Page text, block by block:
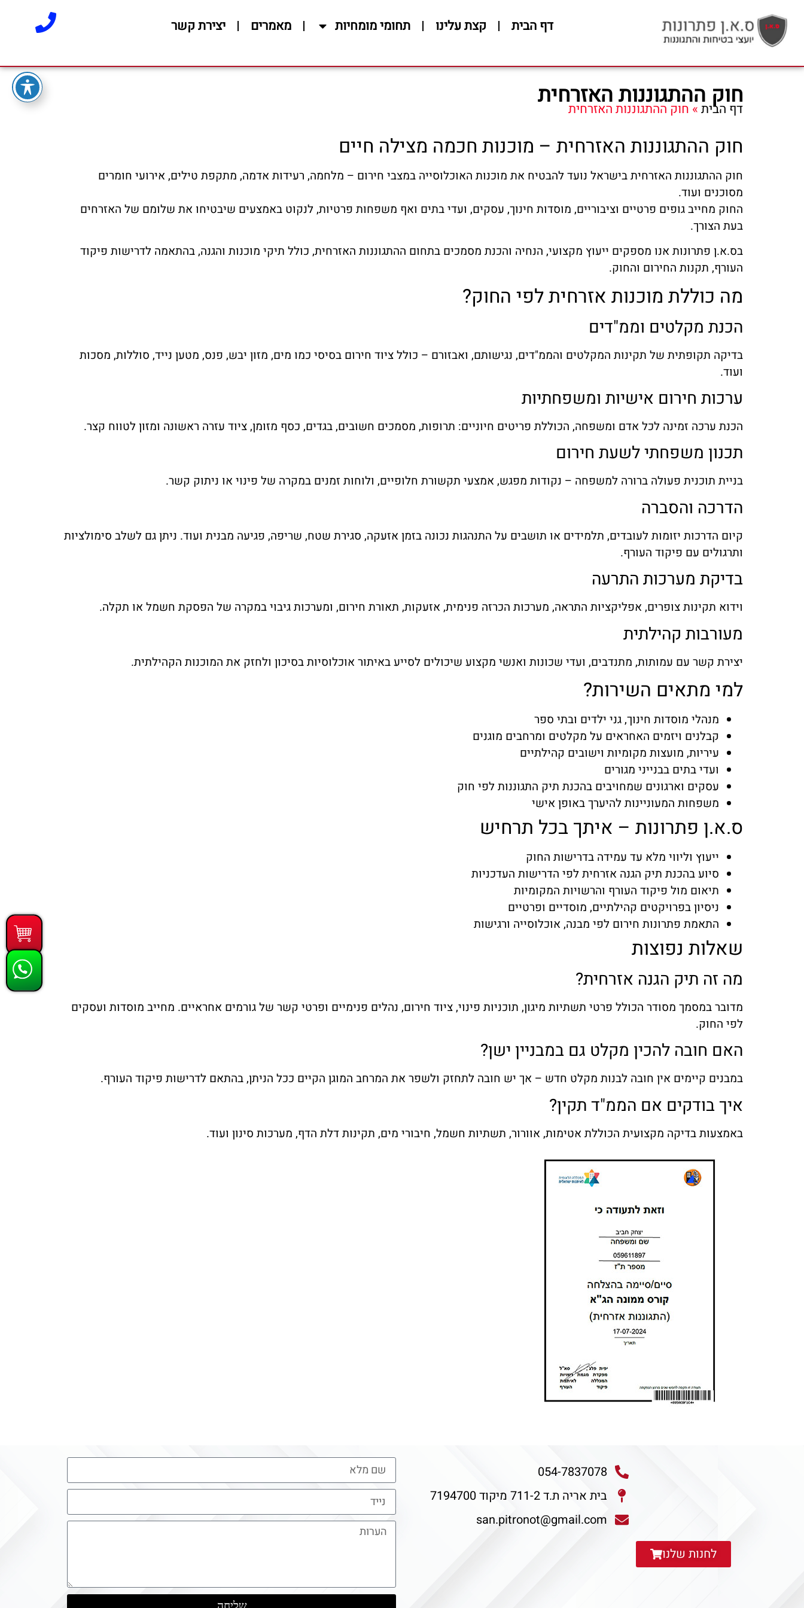
דף הבית קצת עלינו תחומי מומחיות מאמרים יצירת קשר
חוק ההתגוננות האזרחית
דף הבית» חוק ההתגוננות האזרחית
חוק ההתגוננות האזרחית – מוכנות חכמה מצילה חיים
חוק ההתגוננות האזרחית בישראל נועד להבטיח את מוכנות האוכלוסייה במצבי חירום – מלחמה, רעידות אדמה, מתקפת טילים, אירועי חומרים
מסוכנים ועוד.
החוק מחייב גופים פרטיים וציבוריים, מוסדות חינוך, עסקים, ועדי בתים ואף משפחות פרטיות, לנקוט באמצעים שיבטיחו את שלומם של האזרחים
בעת הצורך.
בס.א.ן פתרונות אנו מספקים ייעוץ מקצועי, הנחיה והכנת מסמכים בתחום ההתגוננות האזרחית, כולל תיקי מוכנות והגנה, בהתאמה לדרישות פיקוד
העורף, תקנות החירום והחוק.
מה כוללת מוכנות אזרחית לפי החוק?
הכנת מקלטים וממ"דים
בדיקה תקופתית של תקינות המקלטים והממ"דים, נגישותם, ואבזורם – כולל ציוד חירום בסיסי כמו מים, מזון יבש, פנס, מטען נייד, סוללות, מסכות
ועוד.
ערכות חירום אישיות ומשפחתיות
הכנת ערכה זמינה לכל אדם ומשפחה, הכוללת פריטים חיוניים: תרופות, מסמכים חשובים, בגדים, כסף מזומן, ציוד עזרה ראשונה ומזון לטווח קצר.
תכנון משפחתי לשעת חירום
בניית תוכנית פעולה ברורה למשפחה – נקודות מפגש, אמצעי תקשורת חלופיים, ולוחות זמנים במקרה של פינוי או ניתוק קשר.
הדרכה והסברה
קיום הדרכות יזומות לעובדים, תלמידים או תושבים על התנהגות נכונה בזמן אזעקה, סגירת שטח, שריפה, פגיעה מבנית ועוד. ניתן גם לשלב סימולציות
ותרגולים עם פיקוד העורף.
בדיקת מערכות התרעה
וידוא תקינות צופרים, אפליקציות התראה, מערכות הכרזה פנימית, אזעקות, תאורת חירום, ומערכות גיבוי במקרה של הפסקת חשמל או תקלה.
מעורבות קהילתית
יצירת קשר עם עמותות, מתנדבים, ועדי שכונות ואנשי מקצוע שיכולים לסייע באיתור אוכלוסיות בסיכון ולחזק את המוכנות הקהילתית.
למי מתאים השירות?
מנהלי מוסדות חינוך, גני ילדים ובתי ספר
קבלנים ויזמים האחראים על מקלטים ומרחבים מוגנים
עיריות, מועצות מקומיות וישובים קהילתיים
ועדי בתים בבנייני מגורים
עסקים וארגונים שמחויבים בהכנת תיק התגוננות לפי חוק
משפחות המעוניינות להיערך באופן אישי
ס.א.ן פתרונות – איתך בכל תרחיש
ייעוץ וליווי מלא עד עמידה בדרישות החוק
סיוע בהכנת תיק הגנה אזרחית לפי הדרישות העדכניות
תיאום מול פיקוד העורף והרשויות המקומיות
ניסיון בפרויקטים קהילתיים, מוסדיים ופרטיים
התאמת פתרונות חירום לפי מבנה, אוכלוסייה ורגישות
שאלות נפוצות
מה זה תיק הגנה אזרחית?
מדובר במסמך מסודר הכולל פרטי תשתיות מיגון, תוכניות פינוי, ציוד חירום, נהלים פנימיים ופרטי קשר של גורמים אחראיים. מחייב מוסדות ועסקים
לפי החוק.
האם חובה להכין מקלט גם במבניין ישן?
במבנים קיימים אין חובה לבנות מקלט חדש – אך יש חובה לתחזק ולשפר את המרחב המוגן הקיים ככל הניתן, בהתאם לדרישות פיקוד העורף.
איך בודקים אם הממ"ד תקין?
באמצעות בדיקה מקצועית הכוללת אטימות, אוורור, תשתיות חשמל, חיבורי מים, תקינות דלת הדף, מערכות סינון ועוד.
054-7837078
בית אריה ת.ד 711-2 מיקוד 7194700
san.pitronot@gmail.com
לחנות שלנו